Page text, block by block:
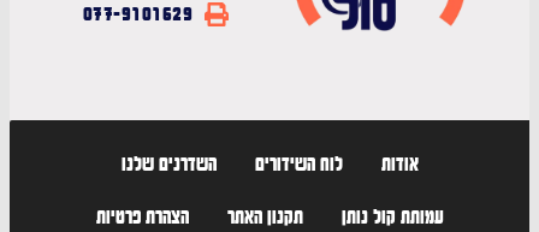
077-9101629
לוח השידורים השדרנים שלנו
עמותת קול נותן תקנון האתר הצהרת פרטיות